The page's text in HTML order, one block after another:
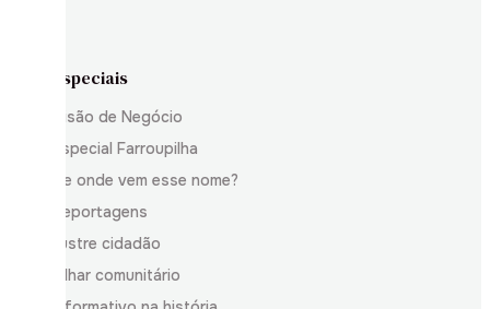
Especiais
Visão de Negócio
Especial Farroupilha
De onde vem esse nome?
Reportagens
Ilustre cidadão
Olhar comunitário